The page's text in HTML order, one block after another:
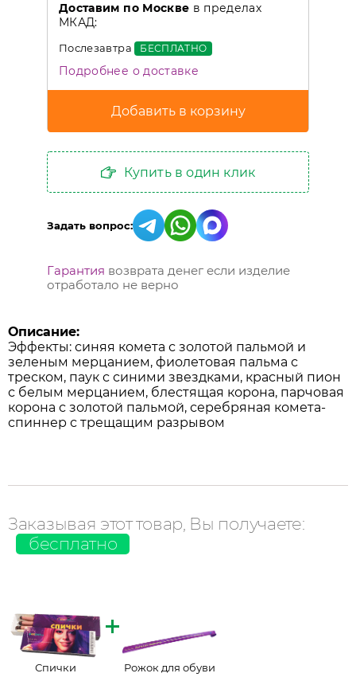
Доставим по Москве в пределах
МКАД:
Послезавтра БЕСПЛАТНО
Подробнее о доставке
Купить в один клик
Задать вопрос:
Гарантия возврата денег если изделие
отработало не верно
Описание:
Эффекты: синяя комета с золотой пальмой и
зеленым мерцанием, фиолетовая пальма с
треском, паук с синими звездками, красный пион
с белым мерцанием, блестящая корона, парчовая
корона с золотой пальмой, серебряная комета-
спиннер с трещащим разрывом
Заказывая этот товар, Вы получаете:
бесплатно
Спички Рожок для обуви